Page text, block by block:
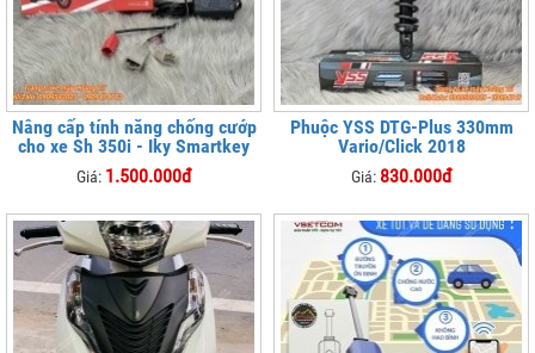
Nâng cấp tính năng chống cướp
cho xe Sh 350i - Iky Smartkey
Giá: 1.500.000đ
Phuộc YSS DTG-Plus 330mm
Vario/Click 2018
Giá: 830.000đ